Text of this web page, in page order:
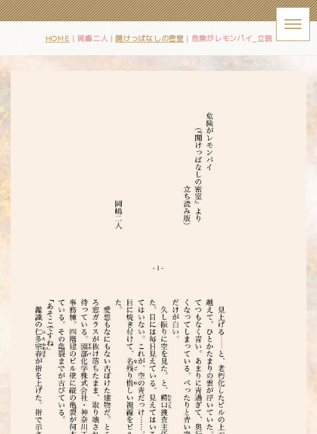
HOME | 岡嶋二人 |開けっぱなしの密室 | 危険がレモンパイ_立読